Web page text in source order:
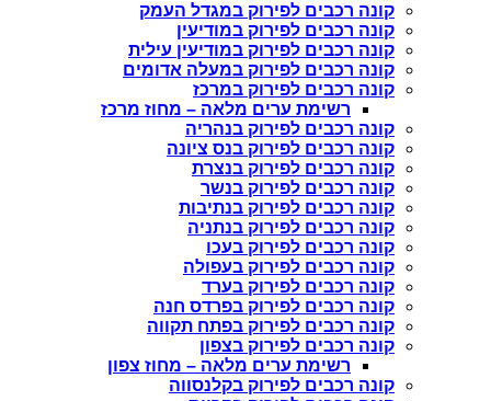
קונה רכבים לפירוק במגדל העמק
קונה רכבים לפירוק במודיעין
קונה רכבים לפירוק במודיעין עילית
קונה רכבים לפירוק במעלה אדומים
קונה רכבים לפירוק במרכז
רשימת ערים מלאה – מחוז מרכז
קונה רכבים לפירוק בנהריה
קונה רכבים לפירוק בנס ציונה
קונה רכבים לפירוק בנצרת
קונה רכבים לפירוק בנשר
קונה רכבים לפירוק בנתיבות
קונה רכבים לפירוק בנתניה
קונה רכבים לפירוק בעכו
קונה רכבים לפירוק בעפולה
קונה רכבים לפירוק בערד
קונה רכבים לפירוק בפרדס חנה
קונה רכבים לפירוק בפתח תקווה
קונה רכבים לפירוק בצפון
רשימת ערים מלאה – מחוז צפון
קונה רכבים לפירוק בקלנסווה